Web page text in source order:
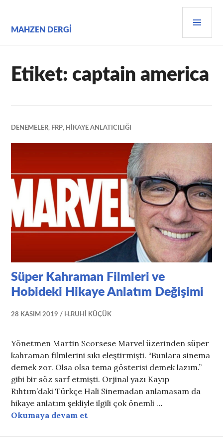
MAHZEN DERGI
Etiket: captain america
DENEMELER, FRP, HIKAYE ANLATICILIĞI
Süper Kahraman Filmleri ve
Hobideki Hikaye Anlatım Değişimi
28 KASIM 2019 H.RUHI KÜÇÜK
Yönetmen Martin Scorsese Marvel üzerinden süper
kahraman filmlerini sıkı eleştirmişti. “Bunlara sinema
demek zor. Olsa olsa tema gösterisi demek lazım.”
gibi bir söz sarf etmişti. Orjinal yazı Kayıp
Rıhtım’daki Türkçe Hali Sinemadan anlamasam da
hikaye anlatım şekliyle ilgili çok önemli …
Okumaya devam etSüper Kahraman Filmleri ve